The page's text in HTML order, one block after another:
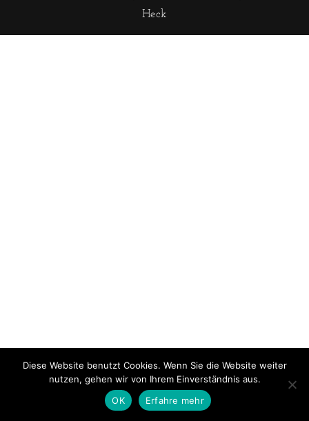
Heck
Diese Website benutzt Cookies. Wenn Sie die Website weiter
nutzen, gehen wir von Ihrem Einverständnis aus.
OK
Erfahre mehr